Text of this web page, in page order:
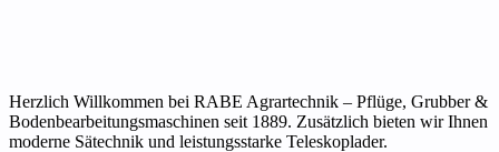
Herzlich Willkommen bei RABE Agrartechnik – Pflüge, Grubber &
Bodenbearbeitungsmaschinen seit 1889. Zusätzlich bieten wir Ihnen
moderne Sätechnik und leistungsstarke Teleskoplader.